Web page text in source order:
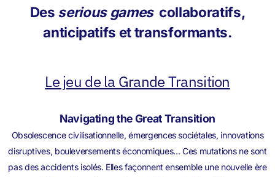
Des serious gamescollaboratifs,
anticipatifs et transformants.
Le jeu de la Grande Transition
Navigating the Great Transition
Obsolescence civilisationnelle, émergences sociétales, innovations
disruptives, bouleversements économiques... Ces mutations ne sont
pas des accidents isolés. Elles façonnent ensemble une nouvelle ère